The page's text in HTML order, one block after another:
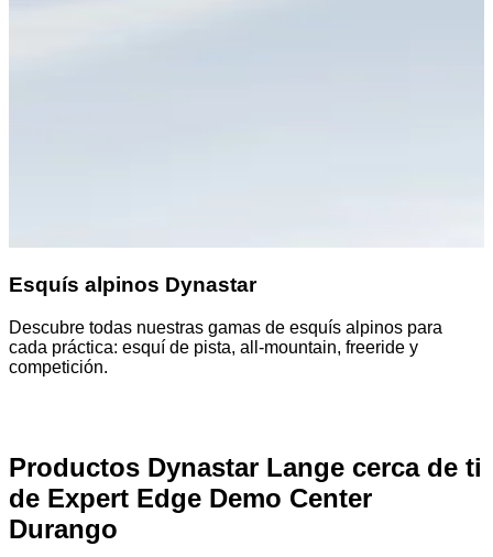
Esquís alpinos Dynastar
Descubre todas nuestras gamas de esquís alpinos para
cada práctica: esquí de pista, all-mountain, freeride y
competición.
Productos Dynastar Lange cerca de ti
de Expert Edge Demo Center
Durango